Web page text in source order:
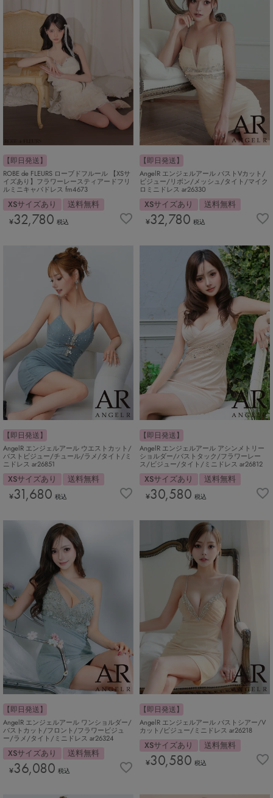
【即日発送】
ROBE de FLEURS ローブドフルール 【XSサ
イズあり】フラワーレースティアードフリ
ルミニキャバドレス fm4673
XSサイズあり 送料無料
¥32,780 税込
【即日発送】
AngelR エンジェルアール バストVカット/
ビジュー/リボン/メッシュ/タイト/マイク
ロミニドレス ar26330
XSサイズあり 送料無料
¥32,780 税込
【即日発送】
AngelR エンジェルアール ウエストカット/
バストビジュー/チュール/ラメ/タイト/ミ
ニドレス ar26851
XSサイズあり 送料無料
¥31,680 税込
【即日発送】
AngelR エンジェルアール アシンメトリー
ショルダー/バストタック/フラワーレー
ス/ビジュー/タイト/ミニドレス ar26812
XSサイズあり 送料無料
¥30,580 税込
【即日発送】
AngelR エンジェルアール ワンショルダー/
バストカット/フロント/フラワービジュ
ー/ラメ/タイト/ミニドレス ar26324
XSサイズあり 送料無料
¥36,080 税込
【即日発送】
AngelR エンジェルアール バストシアー/V
カット/ビジュー/ミニドレス ar26218
XSサイズあり 送料無料
¥30,580 税込